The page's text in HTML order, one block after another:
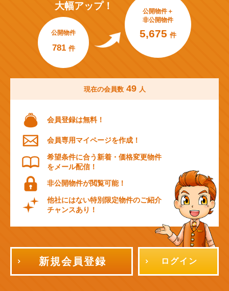
大幅アップ！
公開物件
781 件
公開物件＋
非公開物件
5,675 件
現在の会員数 49 人
会員登録は無料！
会員専用マイページを作成！
希望条件に合う新着・価格変更物件
をメール配信！
非公開物件が閲覧可能！
他社にはない特別限定物件のご紹介
チャンスあり！
新規会員登録 ログイン